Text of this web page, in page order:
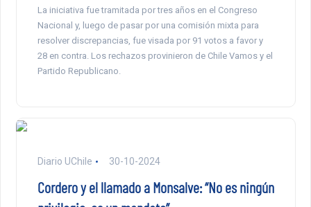
La iniciativa fue tramitada por tres años en el Congreso
Nacional y, luego de pasar por una comisión mixta para
resolver discrepancias, fue visada por 91 votos a favor y
28 en contra. Los rechazos provinieron de Chile Vamos y el
Partido Republicano.
Diario UChile 30-10-2024
Cordero y el llamado a Monsalve: “No es ningún